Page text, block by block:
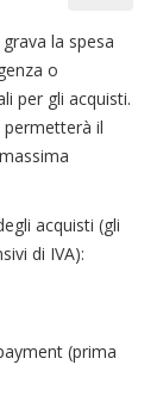
la spesa
o
per gli acquisti.
permetterà il
acquisti (gli
di IVA):
(prima